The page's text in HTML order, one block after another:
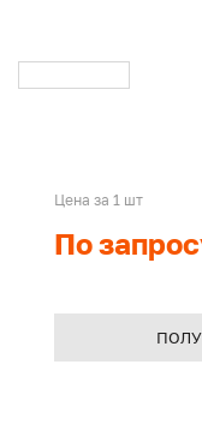
Цена за 1 шт
По